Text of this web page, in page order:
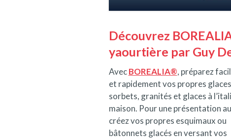
Découvrez
yaourtière par Guy
Avec BOREALIA®, préparez
et rapidement vos propres
sorbets, granités et glaces à
maison. Pour une présentation
créez vos propres esquimaux ou
bâtonnets glacés en versant vos